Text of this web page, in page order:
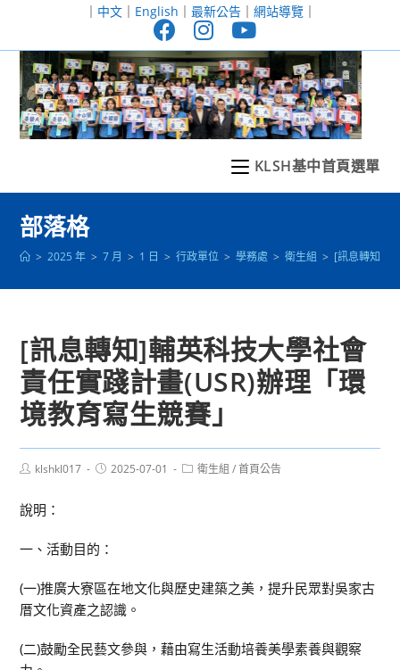
至
｜ 中文｜ English ｜ 最新公告｜ 網站導覽｜
KLSH基中首頁選單
部落格
> 2025 年 > 7 月 > 1 日 > 行政單位 > 學務處 > 衛生組 > [訊息轉知]輔
[訊息轉知]輔英科技大學社會
責任實踐計畫(USR)辦理「環
境教育寫生競賽」
Postklshkl017
Post2025-07-01
Post衛生組 / 首頁公告
說明：
一、活動目的：
(一)推廣大寮區在地文化與歷史建築之美，提升民眾對吳家古
厝文化資產之認識。
(二)鼓勵全民藝文參與，藉由寫生活動培養美學素養與觀察